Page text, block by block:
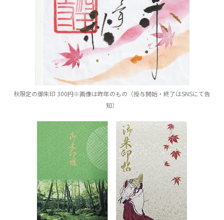
秋限定の御朱印 300円※画像は昨年のもの（授与開始・終了はSNSにて告
知）